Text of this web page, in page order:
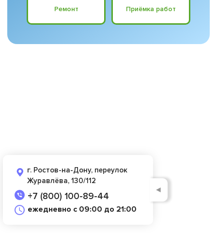
Ремонт Приёмка работ
г. Ростов-на-Дону, переулок
Журавлёва, 130/112
+7 (800) 100-89-44
ежедневно с 09:00 до 21:00
◄